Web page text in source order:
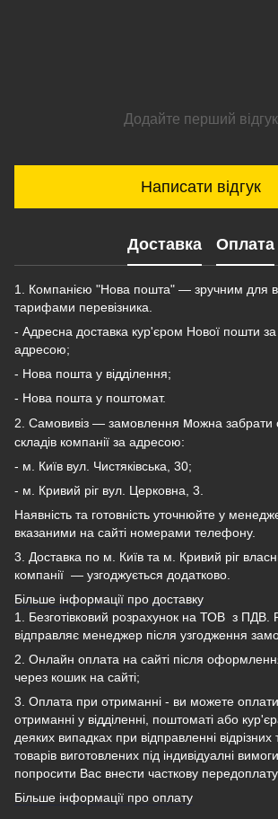
Додайте перший відгук
Написати відгук
Доставка Оплата
1. Компанією "Нова пошта" — зручним для
тарифами перевізника.
- Адресна доставка кур'єром Нової пошти
адресою;
- Нова пошта у відділення;
- Нова пошта у поштомат.
2. Самовивіз — замовлення можна забрати
складів компанії за адресою:
- м. Київ вул. Чистяківська, 30;
- м. Кривий ріг вул. Церковна, 3.
Наявність та готовність уточнюйте у
вказаними на сайті номерами телефону.
3. Доставка по м. Київ та м. Кривий ріг
компанії — узгоджується додатково.
Більше інформації про доставку
1. Безготівковий розрахунок на ТОВ з ПДВ.
відправляє менеджер після узгодження
2. Онлайн оплата на сайті після
через кошик на сайті;
3. Оплата при отриманні - ви можете
отриманні у відділенні, поштоматі або
деяких випадках при відправленні відрізних
товарів виготовлених під індивідуалні
попросити Вас внести часткову
Більше інформації про оплату